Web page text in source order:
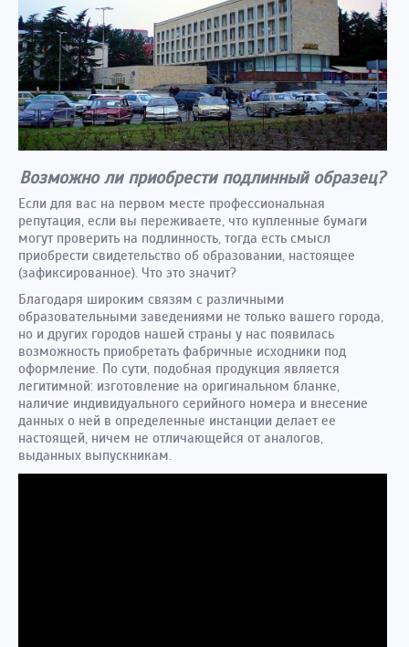
Возможно ли приобрести подлинный образец?
Если для вас на первом месте профессиональная
репутация, если вы переживаете, что купленные бумаги
могут проверить на подлинность, тогда есть смысл
приобрести свидетельство об образовании, настоящее
(зафиксированное). Что это значит?
Благодаря широким связям с различными
образовательными заведениями не только вашего города,
но и других городов нашей страны у нас появилась
возможность приобретать фабричные исходники под
оформление. По сути, подобная продукция является
легитимной: изготовление на оригинальном бланке,
наличие индивидуального серийного номера и внесение
данных о ней в определенные инстанции делает ее
настоящей, ничем не отличающейся от аналогов,
выданных выпускникам.